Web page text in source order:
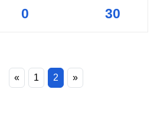
0 30
« 1 2 »